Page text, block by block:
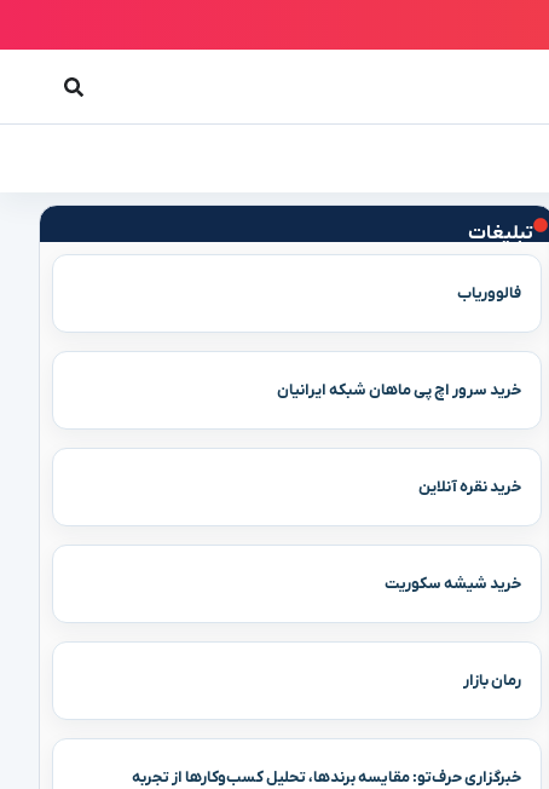
تبلیغات
فالووریاب
خرید سرور اچ پی ماهان شبکه ایرانیان
خرید نقره آنلاین
خرید شیشه سکوریت
رمان بازار
خبرگزاری حرف‌تو: مقایسه برندها، تحلیل کسب‌وکارها از تجربه